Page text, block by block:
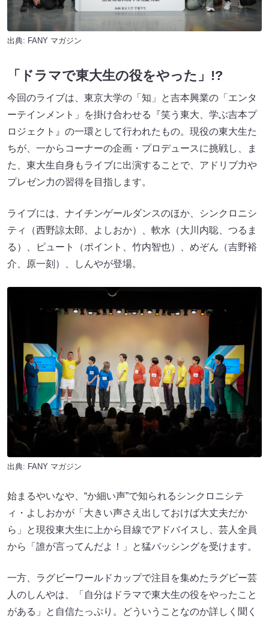
出典: FANY マガジン
「ドラマで東大生の役をやった」!?
今回のライブは、東京大学の「知」と吉本興業の「エンタ
ーテインメント」を掛け合わせる『笑う東大、学ぶ吉本プ
ロジェクト』の一環として行われたもの。現役の東大生た
ちが、一からコーナーの企画・プロデュースに挑戦し、ま
た、東大生自身もライブに出演することで、アドリブ力や
プレゼン力の習得を目指します。
ライブには、ナイチンゲールダンスのほか、シンクロニシ
ティ（西野諒太郎、よしおか）、軟水（大川内聡、つるま
る）、ピュート（ポイント、竹内智也）、めぞん（吉野裕
介、原一刻）、しんやが登場。
出典: FANY マガジン
始まるやいなや、“か細い声”で知られるシンクロニシテ
ィ・よしおかが「大きい声さえ出しておけば大丈夫だか
ら」と現役東大生に上から目線でアドバイスし、芸人全員
から「誰が言ってんだよ！」と猛バッシングを受けます。
一方、ラグビーワールドカップで注目を集めたラグビー芸
人のしんやは、「自分はドラマで東大生の役をやったこと
がある」と自信たっぷり。どういうことなのか詳しく聞く